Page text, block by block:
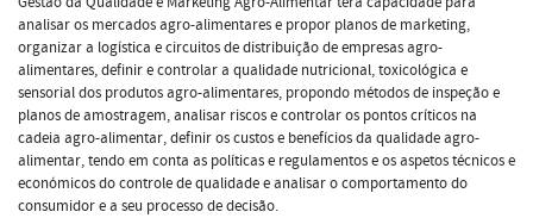
analisar os mercados agro-alimentares e propor planos de marketing,
organizar a logística e circuitos de distribuição de empresas agro-
alimentares, definir e controlar a qualidade nutricional, toxicológica e
sensorial dos produtos agro-alimentares, propondo métodos de inspeção e
planos de amostragem, analisar riscos e controlar os pontos críticos na
cadeia agro-alimentar, definir os custos e benefícios da qualidade agro-
alimentar, tendo em conta as políticas e regulamentos e os aspetos técnicos e
económicos do controle de qualidade e analisar o comportamento do
consumidor e a seu processo de decisão.